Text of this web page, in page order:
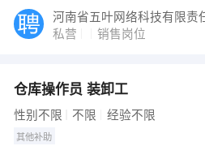
私营
销售岗位
仓库操作员 装卸工
性别不限 不限 经验不限
其他补助